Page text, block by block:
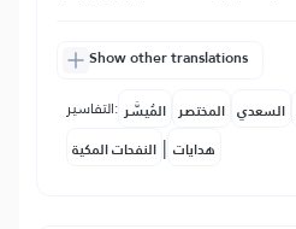
Show other translations
التفاسير: المُيسَّر المختصر السعدي
النفحات المكية | هدايات